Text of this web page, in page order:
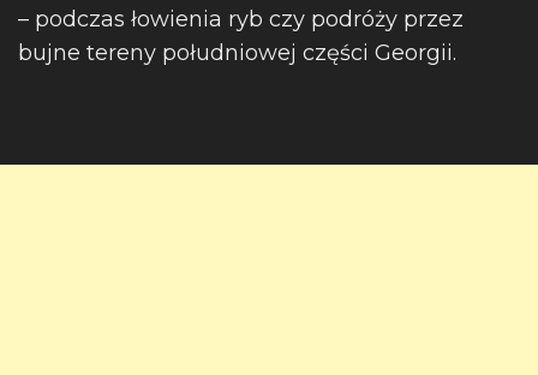
– podczas łowienia ryb czy podróży przez
bujne tereny południowej części Georgii.